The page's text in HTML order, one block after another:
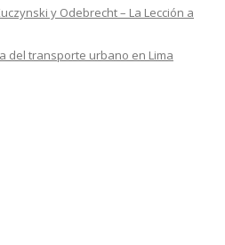
y Odebrecht – La Lección a
del transporte urbano en Lima